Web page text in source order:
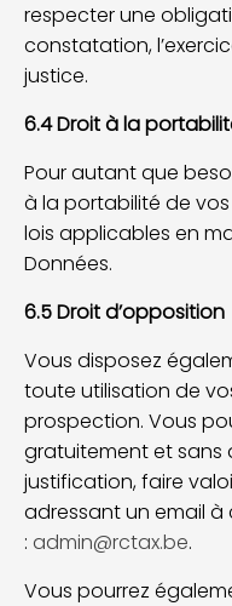
respecter une
constatation,
justice.
6.4 Droit à la
Pour autant que
à la portabilité de
lois applicables en
Données.
6.5 Droit d’opposition
Vous disposez
toute utilisation de
prospection. Vous
gratuitement et sans
justification, faire
adressant un email à
: admin@rctax.be.
Vous pourrez